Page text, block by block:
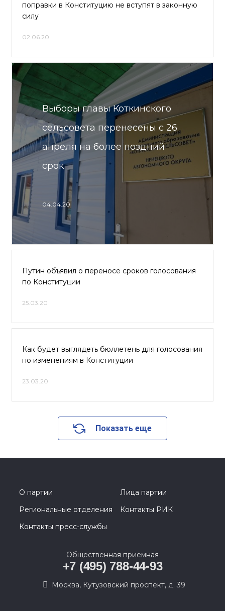
поправки в Конституцию не вступят в законную
силу
02.06.20
Выборы главы Коткинского
сельсовета перенесены с 26
апреля на более поздний
срок
04.04.20
Путин объявил о переносе сроков голосования
по Конституции
25.03.20
Как будет выглядеть бюллетень для голосования
по изменениям в Конституции
23.03.20
Показать еще
О партии
Лица партии
Региональные отделения
Контакты РИК
Контакты пресс-службы
Общественная приемная
+7 (495) 788-44-93
Москва, Кутузовский проспект, д. 39